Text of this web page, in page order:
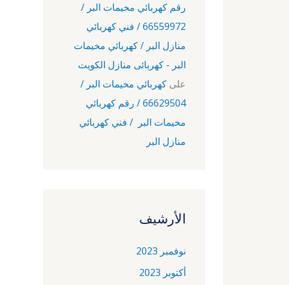
رقم كهربائي مخيمات البر /
66559972 / فني كهربائي
منازل البر / كهربائي مخيمات
البر - كهربائى منازل الكويت
على كهربائي مخيمات البر /
66629504 / رقم كهربائي
مخيمات البر / فني كهربائي
منازل البر
الأرشيف
نوفمبر 2023
أكتوبر 2023